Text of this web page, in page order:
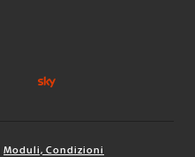
Moduli, Condizioni